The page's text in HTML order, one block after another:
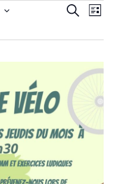
et
de
vues
Recherche
Liste